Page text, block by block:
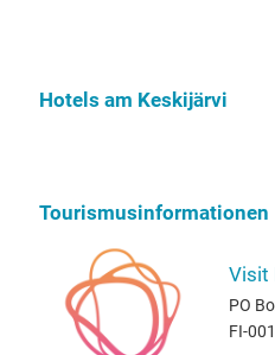
Hotels am Keskijärvi
Tourismusinformationen
Visit
PO
FI-